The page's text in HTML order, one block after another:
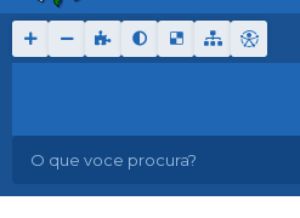
O que voce procura?